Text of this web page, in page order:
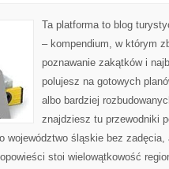
Ta platforma to blog
– kompendium, w którym
poznawanie zakątków i
polujesz na gotowych
albo bardziej
znajdziesz tu przewodniki
województwo śląskie bez
stoi wielowątkowość